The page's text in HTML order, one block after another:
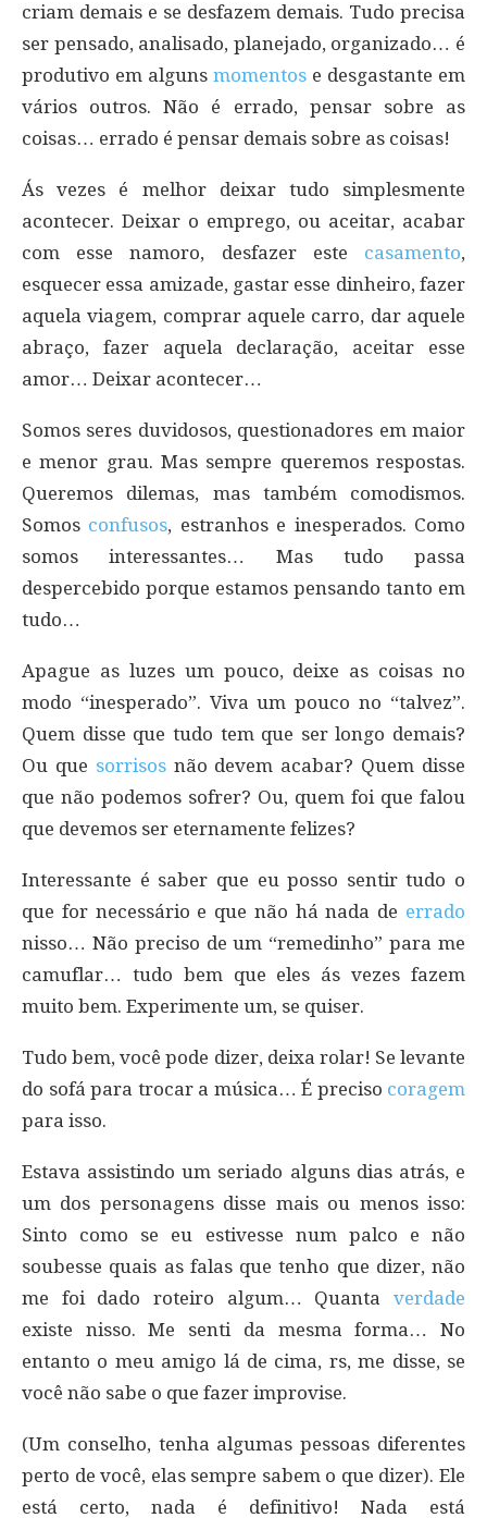
criam demais e se desfazem demais. Tudo precisa
ser pensado, analisado, planejado, organizado… é
produtivo em alguns momentos e desgastante em
vários outros. Não é errado, pensar sobre as
coisas… errado é pensar demais sobre as coisas!
Ás vezes é melhor deixar tudo simplesmente
acontecer. Deixar o emprego, ou aceitar, acabar
com esse namoro, desfazer este casamento,
esquecer essa amizade, gastar esse dinheiro, fazer
aquela viagem, comprar aquele carro, dar aquele
abraço, fazer aquela declaração, aceitar esse
amor… Deixar acontecer…
Somos seres duvidosos, questionadores em maior
e menor grau. Mas sempre queremos respostas.
Queremos dilemas, mas também comodismos.
Somos confusos, estranhos e inesperados. Como
somos interessantes… Mas tudo passa
despercebido porque estamos pensando tanto em
tudo…
Apague as luzes um pouco, deixe as coisas no
modo “inesperado”. Viva um pouco no “talvez”.
Quem disse que tudo tem que ser longo demais?
Ou que sorrisosnão devem acabar? Quem disse
que não podemos sofrer? Ou, quem foi que falou
que devemos ser eternamente felizes?
Interessante é saber que eu posso sentir tudo o
que for necessário e que não há nada de errado
nisso… Não preciso de um “remedinho” para me
camuflar… tudo bem que eles ás vezes fazem
muito bem. Experimente um, se quiser.
Tudo bem, você pode dizer, deixa rolar! Se levante
do sofá para trocar a música… É preciso coragem
para isso.
Estava assistindo um seriado alguns dias atrás, e
um dos personagens disse mais ou menos isso:
Sinto como se eu estivesse num palco e não
soubesse quais as falas que tenho que dizer, não
me foi dado roteiro algum… Quanta verdade
existe nisso. Me senti da mesma forma… No
entanto o meu amigo lá de cima, rs, me disse, se
você não sabe o que fazer improvise.
(Um conselho, tenha algumas pessoas diferentes
perto de você, elas sempre sabem o que dizer). Ele
está certo, nada é definitivo! Nada está